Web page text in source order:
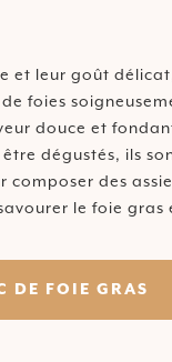
et leur goût
foies
douce et
dégustés, ils
composer des
le foie gras
DE FOIE GRAS